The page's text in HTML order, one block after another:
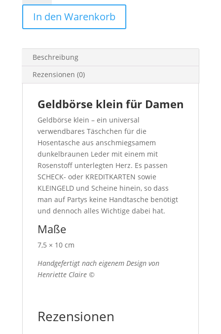
Leder
„Herz”
In den Warenkorb
Beschreibung
Rezensionen (0)
Geldbörse klein für Damen
Geldbörse klein – ein universal
verwendbares Täschchen für die
Hosentasche aus anschmiegsamem
dunkelbraunen Leder mit einem mit
Rosenstoff unterlegten Herz. Es passen
SCHECK- oder KREDITKARTEN sowie
KLEINGELD und Scheine hinein, so dass
man auf Partys keine Handtasche benötigt
und dennoch alles Wichtige dabei hat.
Maße
7,5 × 10 cm
Handgefertigt nach eigenem Design von
Henriette Claire ©
Rezensionen